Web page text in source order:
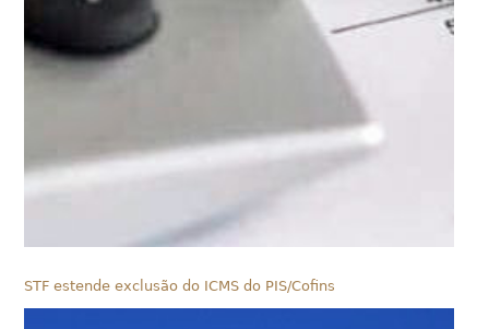
STF estende exclusão do ICMS do PIS/Cofins